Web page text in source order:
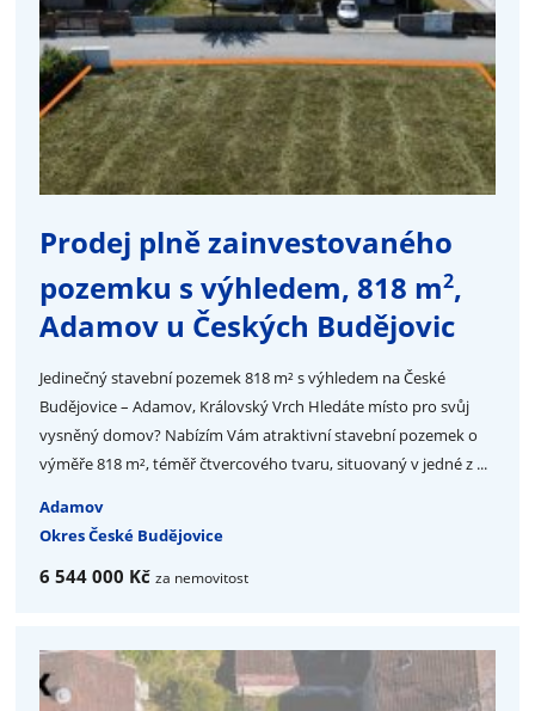
Prodej plně zainvestovaného
pozemku s výhledem, 818 m2,
Adamov u Českých Budějovic
Jedinečný stavební pozemek 818 m² s výhledem na České
Budějovice – Adamov, Královský Vrch Hledáte místo pro svůj
vysněný domov? Nabízím Vám atraktivní stavební pozemek o
výměře 818 m², téměř čtvercového tvaru, situovaný v jedné z ...
Adamov
Okres České Budějovice
6 544 000 Kč za nemovitost